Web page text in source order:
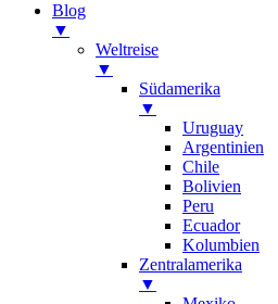
Blog
▼
Weltreise
▼
Südamerika
▼
Uruguay
Argentinien
Chile
Bolivien
Peru
Ecuador
Kolumbien
Zentralamerika
▼